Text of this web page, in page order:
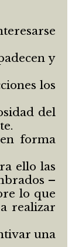
y
los
del
forma
ello las
–
lo que
realizar
una